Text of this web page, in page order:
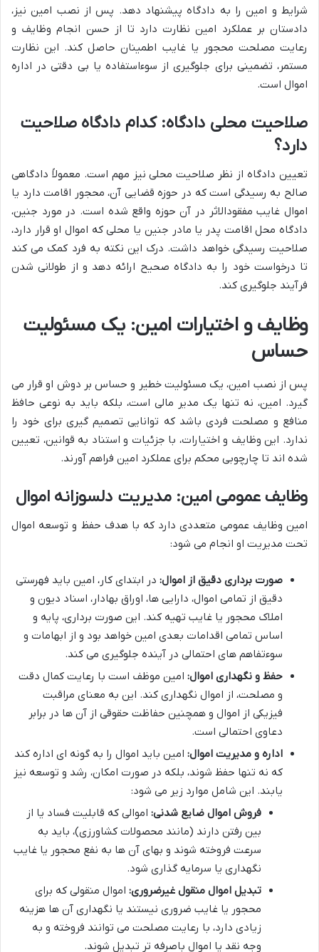
شرایط و امین را به دادگاه پیشنهاد دهد. پس از نصب امین نیز،
دادستان بر عملکرد امین نظارت دارد تا از حسن انجام وظایف و
رعایت مصلحت محجور یا غایب اطمینان حاصل کند. این نظارت
مستمر، تضمینی برای جلوگیری از سوءاستفاده یا بی دقتی در اداره
اموال است.
صلاحیت محلی دادگاه: کدام دادگاه صلاحیت
دارد؟
تعیین دادگاه از نظر صلاحیت محلی نیز مهم است. معمولاً دادگاهی
صالح به رسیدگی است که در حوزه قضایی آن، محجور اقامت دارد یا
اموال غایب مفقودالاثر در آن حوزه واقع شده است. در مورد جنین،
دادگاه محل اقامت پدر یا مادر جنین یا محلی که اموال او قرار دارد،
صلاحیت رسیدگی خواهد داشت. درک این نکته به فرد کمک می کند
تا درخواست خود را به دادگاه صحیح ارائه دهد و از طولانی شدن
فرآیند جلوگیری کند.
وظایف و اختیارات امین: یک مسئولیت
حساس
پس از نصب امین، یک مسئولیت خطیر و حساس بر دوش او قرار می
گیرد. امین، نه تنها یک مدیر مالی است، بلکه باید به نوعی حافظ
منافع و مصلحت فردی باشد که توانایی تصمیم گیری برای خود را
ندارد. این وظایف و اختیارات، با جزئیات و استناد به قوانین، تعیین
شده اند تا چارچوبی محکم برای عملکرد امین فراهم آورند.
وظایف عمومی امین: مدیریت دلسوزانه اموال
امین وظایف عمومی متعددی دارد که با هدف حفظ و توسعه اموال
تحت مدیریت او انجام می شود:
صورت برداری دقیق از اموال: در ابتدای کار، امین باید فهرستی
دقیق از تمامی اموال، دارایی ها، اوراق بهادار، اسناد دیون و
املاک محجور یا غایب تهیه کند. این صورت برداری، پایه و
اساس تمامی اقدامات بعدی امین خواهد بود و از ابهامات و
سوءتفاهم های احتمالی در آینده جلوگیری می کند.
حفظ و نگهداری اموال: امین موظف است با رعایت کمال دقت
و مصلحت، از اموال نگهداری کند. این به معنای مراقبت
فیزیکی از اموال و همچنین حفاظت حقوقی از آن ها در برابر
دعاوی احتمالی است.
اداره و مدیریت اموال: امین باید اموال را به گونه ای اداره کند
که نه تنها حفظ شوند، بلکه در صورت امکان، رشد و توسعه نیز
یابند. این شامل موارد زیر می شود:
فروش اموال ضایع شدنی: اموالی که قابلیت فساد یا از
بین رفتن دارند (مانند محصولات کشاورزی)، باید به
سرعت فروخته شوند و بهای آن ها به نفع محجور یا غایب
نگهداری یا سرمایه گذاری شود.
تبدیل اموال منقول غیرضروری: اموال منقولی که برای
محجور یا غایب ضروری نیستند یا نگهداری آن ها هزینه
زیادی دارد، با رعایت مصلحت می توانند فروخته و به
وجه نقد یا اموال باصرفه تر تبدیل شوند.